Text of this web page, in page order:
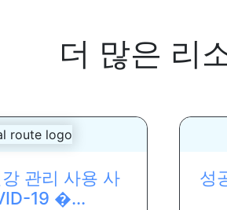
더 많은 리
관리 사용 사
19 �...
성